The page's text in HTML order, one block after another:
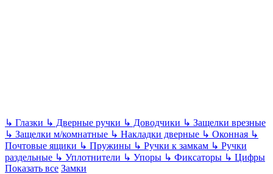
↳ Глазки ↳ Дверные ручки ↳ Доводчики ↳ Защелки врезные
↳ Защелки м/комнатные ↳ Накладки дверные ↳ Оконная ↳
Почтовые ящики ↳ Пружины ↳ Ручки к замкам ↳ Ручки
раздельные ↳ Уплотнители ↳ Упоры ↳ Фиксаторы ↳ Цифры
Показать все Замки